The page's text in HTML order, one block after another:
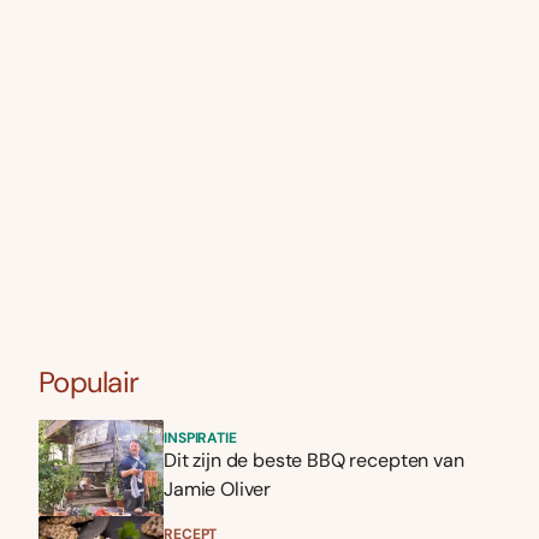
Populair
INSPIRATIE
Dit zijn de beste BBQ recepten van
Jamie Oliver
RECEPT